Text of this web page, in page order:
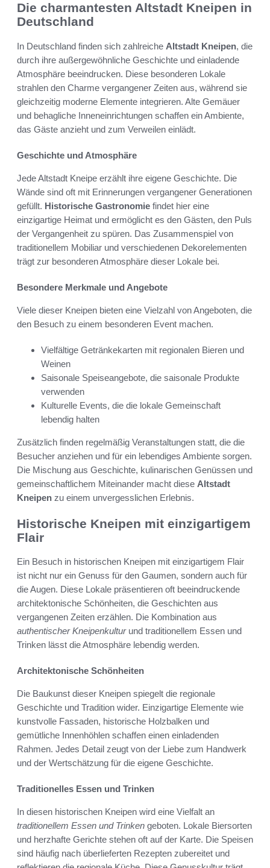
Die charmantesten Altstadt Kneipen in
Deutschland
In Deutschland finden sich zahlreiche Altstadt Kneipen, die
durch ihre außergewöhnliche Geschichte und einladende
Atmosphäre beeindrucken. Diese besonderen Lokale
strahlen den Charme vergangener Zeiten aus, während sie
gleichzeitig moderne Elemente integrieren. Alte Gemäuer
und behagliche Inneneinrichtungen schaffen ein Ambiente,
das Gäste anzieht und zum Verweilen einlädt.
Geschichte und Atmosphäre
Jede Altstadt Kneipe erzählt ihre eigene Geschichte. Die
Wände sind oft mit Erinnerungen vergangener Generationen
gefüllt. Historische Gastronomie findet hier eine
einzigartige Heimat und ermöglicht es den Gästen, den Puls
der Vergangenheit zu spüren. Das Zusammenspiel von
traditionellem Mobiliar und verschiedenen Dekorelementen
trägt zur besonderen Atmosphäre dieser Lokale bei.
Besondere Merkmale und Angebote
Viele dieser Kneipen bieten eine Vielzahl von Angeboten, die
den Besuch zu einem besonderen Event machen.
Vielfältige Getränkekarten mit regionalen Bieren und
Weinen
Saisonale Speiseangebote, die saisonale Produkte
verwenden
Kulturelle Events, die die lokale Gemeinschaft
lebendig halten
Zusätzlich finden regelmäßig Veranstaltungen statt, die die
Besucher anziehen und für ein lebendiges Ambiente sorgen.
Die Mischung aus Geschichte, kulinarischen Genüssen und
gemeinschaftlichem Miteinander macht diese Altstadt
Kneipen zu einem unvergesslichen Erlebnis.
Historische Kneipen mit einzigartigem
Flair
Ein Besuch in historischen Kneipen mit einzigartigem Flair
ist nicht nur ein Genuss für den Gaumen, sondern auch für
die Augen. Diese Lokale präsentieren oft beeindruckende
architektonische Schönheiten, die Geschichten aus
vergangenen Zeiten erzählen. Die Kombination aus
authentischer Kneipenkulturund traditionellem Essen und
Trinken lässt die Atmosphäre lebendig werden.
Architektonische Schönheiten
Die Baukunst dieser Kneipen spiegelt die regionale
Geschichte und Tradition wider. Einzigartige Elemente wie
kunstvolle Fassaden, historische Holzbalken und
gemütliche Innenhöhlen schaffen einen einladenden
Rahmen. Jedes Detail zeugt von der Liebe zum Handwerk
und der Wertschätzung für die eigene Geschichte.
Traditionelles Essen und Trinken
In diesen historischen Kneipen wird eine Vielfalt an
traditionellem Essen und Trinken geboten. Lokale Biersorten
und herzhafte Gerichte stehen oft auf der Karte. Die Speisen
sind häufig nach überlieferten Rezepten zubereitet und